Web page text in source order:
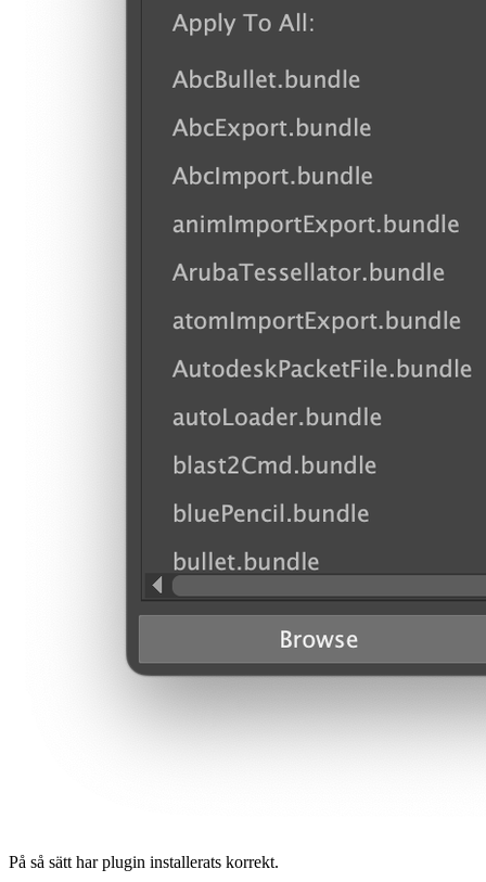
På så sätt har plugin installerats korrekt.